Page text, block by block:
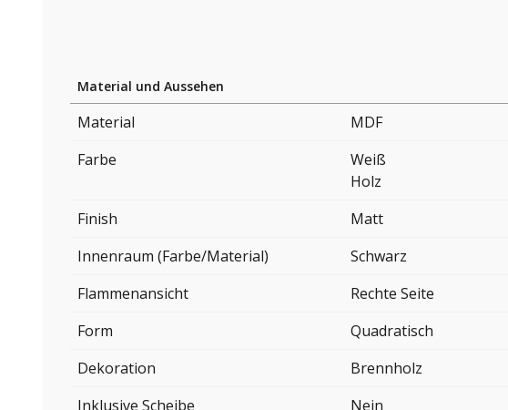
Material und Aussehen
Material
MDF
Farbe
Weiß
Holz
Finish
Matt
Innenraum (Farbe/Material)
Schwarz
Flammenansicht
Rechte Seite
Form
Quadratisch
Dekoration
Brennholz
Inklusive Scheibe
Nein